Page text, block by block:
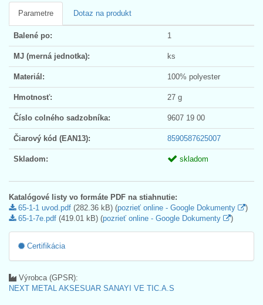
Parametre Dotaz na produkt
Balené po: 1
MJ (merná jednotka): ks
Materiál: 100% polyester
Hmotnosť: 27 g
Číslo colného sadzobníka: 9607 19 00
Čiarový kód (EAN13): 8590587625007
Skladom: skladom
Katalógové listy vo formáte PDF na stiahnutie:
65-1-1 uvod.pdf (282.36 kB) (pozrieť online - Google Dokumenty
)
65-1-7e.pdf (419.01 kB) (pozrieť online - Google Dokumenty )
Certifikácia
Výrobca (GPSR):
NEXT METAL AKSESUAR SANAYI VE TIC.A.S